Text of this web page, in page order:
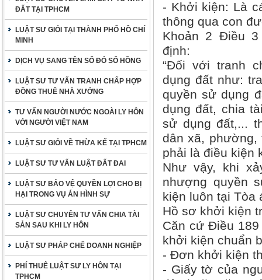
ĐẤT TẠI TPHCM
LUẬT SƯ GIỎI TẠI THÀNH PHỐ HỒ CHÍ
MINH
DỊCH VỤ SANG TÊN SỔ ĐỎ SỔ HỒNG
LUẬT SƯ TƯ VẤN TRANH CHẤP HỢP
ĐỒNG THUÊ NHÀ XƯỞNG
TƯ VẤN NGƯỜI NƯỚC NGOÀI LY HÔN
VỚI NGƯỜI VIỆT NAM
LUẬT SƯ GIỎI VỀ THỪA KẾ TẠI TPHCM
LUẬT SƯ TƯ VẤN LUẬT ĐẤT ĐAI
LUẬT SƯ BẢO VỆ QUYỀN LỢI CHO BỊ
HẠI TRONG VỤ ÁN HÌNH SỰ
LUẬT SƯ CHUYÊN TƯ VẤN CHIA TÀI
SẢN SAU KHI LY HÔN
LUẬT SƯ PHÁP CHẾ DOANH NGHIỆP
PHÍ THUÊ LUẬT SƯ LY HÔN TẠI
TPHCM
- Khởi kiện: Là
thông qua con
Khoản 2 Điều 3
định:
“Đối với tranh
dụng đất như:
quyền sử dụng
dụng đất, chia
sử dụng đất,...
dân xã, phường,
phải là điều kiện
Như vậy, khi
nhượng quyền
kiện luôn tại Tòa
Hồ sơ khởi kiện
Căn cứ Điều
khởi kiện chuẩn
- Đơn khởi kiện
- Giấy tờ của